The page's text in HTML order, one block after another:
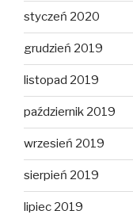
styczeń 2020
grudzień 2019
listopad 2019
październik 2019
wrzesień 2019
sierpień 2019
lipiec 2019